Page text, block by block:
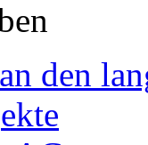
den